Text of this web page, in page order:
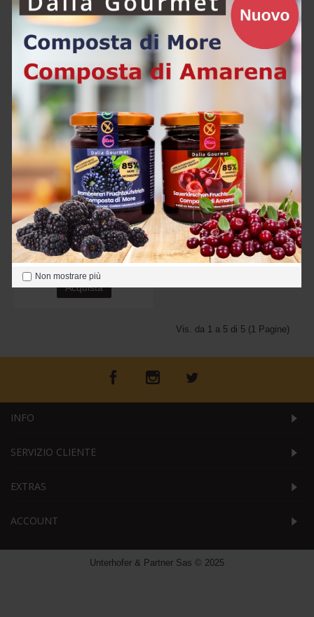
Non mostrare più
Mele Zenzero Dip 250g
6,90€
Salsa Barbeque 250g
6,90€
Tomato Ketchup 250g
6,90€
Acquista
Vis. da 1 a 5 di 5 (1 Pagine)
INFO
SERVIZIO CLIENTE
EXTRAS
ACCOUNT
Unterhofer & Partner Sas © 2025